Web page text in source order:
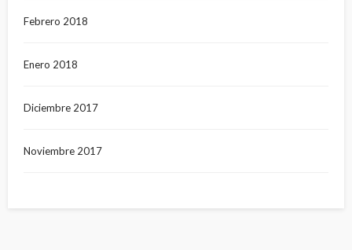
Febrero 2018
Enero 2018
Diciembre 2017
Noviembre 2017